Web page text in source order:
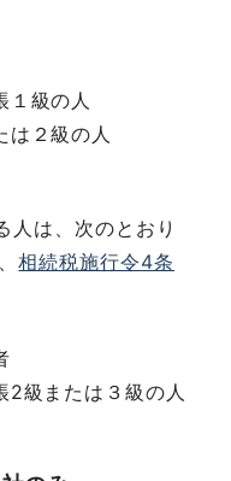
級の人
２級の人
人は、次のとおり
、相続税施行令4条
級または３級の人